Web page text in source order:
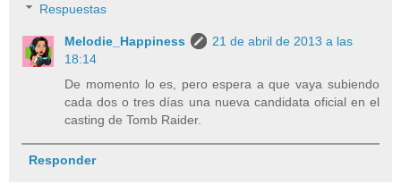
Respuestas
Melodie_Happiness
21 de abril de 2013 a las
18:14
De momento lo es, pero espera a que vaya subiendo
cada dos o tres días una nueva candidata oficial en el
casting de Tomb Raider.
Responder